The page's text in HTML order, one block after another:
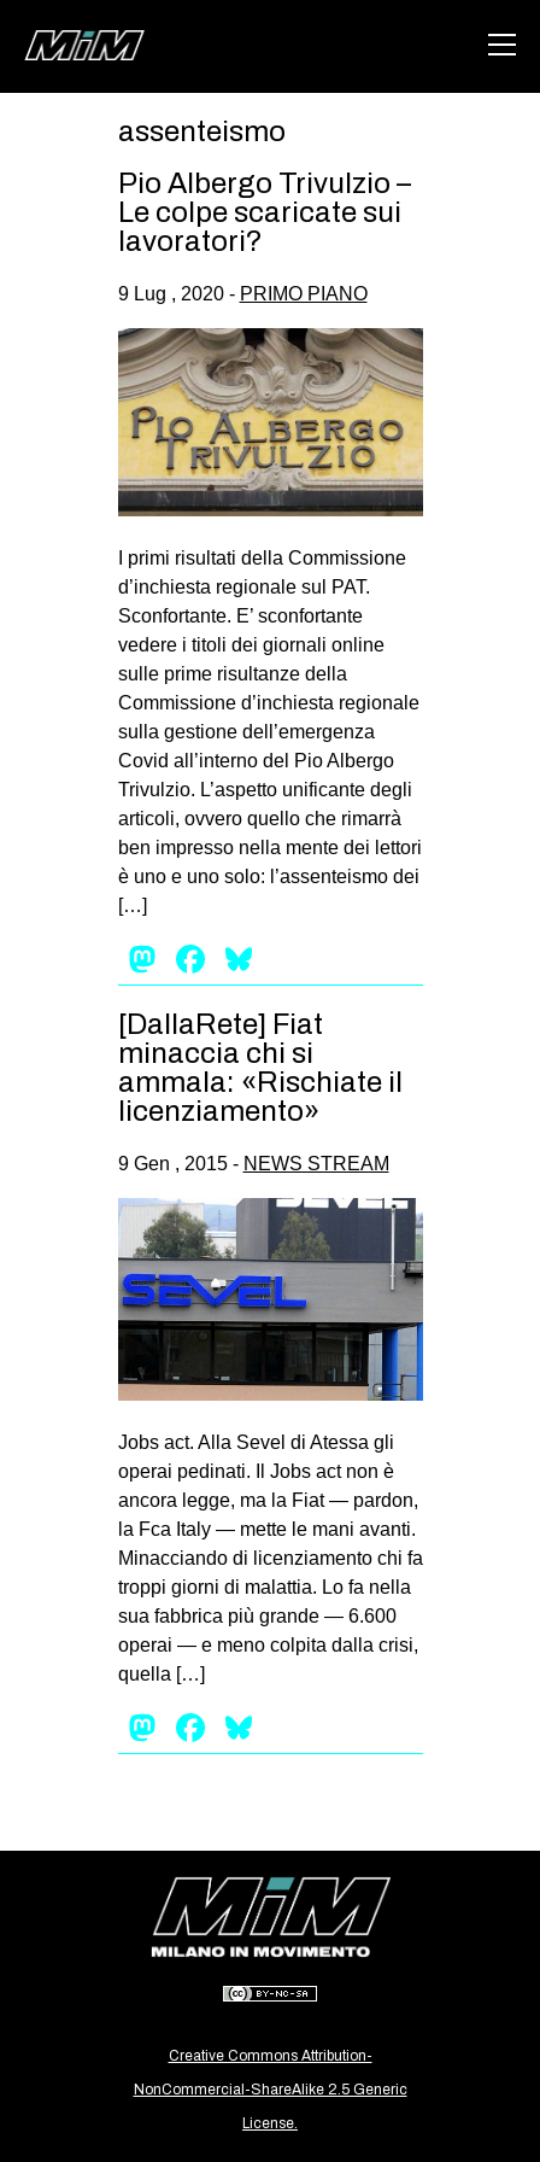
ABOUT
DEGENERAZIONE
GAZA FREESTYLE
CSOA LAMBRETTA
MSM
STUDENTI TSUNAMI
ZAM
MILANO
MOBILITAZIONI
SPAZI
SPORT POPOLARE
MOVIMENTI
AMBIENTE
ANTIFASCISMO
DIRITTO ALL’ABITARE
PRECARIATO
REPRESSIONE
STUDENTI
CULTURE
MANIFESTI
MUSICA
RECENSIONI
INTERNAZIONALE
AFRICA
AMERICHE
ESTREMO ORIENTE
EUROPA
MEDIO ORIENTE
MONDO
EVENTI
ms
assenteismo
Pio Albergo Trivulzio –
Le colpe scaricate sui
lavoratori?
9 Lug , 2020 - PRIMO PIANO
I primi risultati della Commissione
d’inchiesta regionale sul PAT.
Sconfortante. E’ sconfortante
vedere i titoli dei giornali online
sulle prime risultanze della
Commissione d’inchiesta regionale
sulla gestione dell’emergenza
Covid all’interno del Pio Albergo
Trivulzio. L’aspetto unificante degli
articoli, ovvero quello che rimarrà
ben impresso nella mente dei lettori
è uno e uno solo: l’assenteismo dei
[…]
Mastodon
Facebook
[DallaRete] Fiat
minaccia chi si
ammala: «Rischiate il
licenziamento»
9 Gen , 2015 - NEWS STREAM
Jobs act. Alla Sevel di Atessa gli
operai pedinati. Il Jobs act non è
ancora legge, ma la Fiat — par­don,
la Fca Italy — mette le mani avanti.
Minac­ciando di licen­zia­mento chi fa
troppi giorni di malat­tia. Lo fa nella
sua fab­brica più grande — 6.600
ope­rai — e meno col­pita dalla crisi,
quella […]
Mastodon
Facebook
Creative Commons Attribution-
NonCommercial-ShareAlike 2.5 Generic
License.